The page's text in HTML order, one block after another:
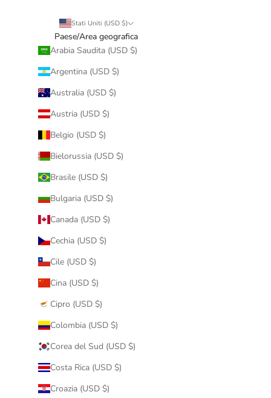
Stati Uniti (USD $)
Paese/Area geografica
Arabia Saudita (USD $)
Argentina (USD $)
Australia (USD $)
Austria (USD $)
Belgio (USD $)
Bielorussia (USD $)
Brasile (USD $)
Bulgaria (USD $)
Canada (USD $)
Cechia (USD $)
Cile (USD $)
Cina (USD $)
Cipro (USD $)
Colombia (USD $)
Corea del Sud (USD $)
Costa Rica (USD $)
Croazia (USD $)